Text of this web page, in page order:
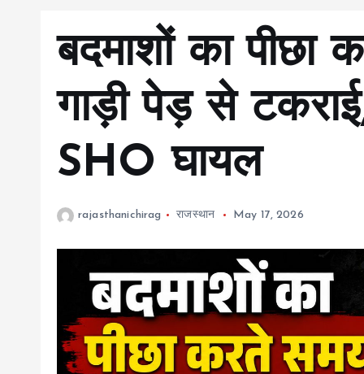
बदमाशों का
गाड़ी पेड़ से
SHO घायल
rajasthanichirag राजस्थान May 17, 2026